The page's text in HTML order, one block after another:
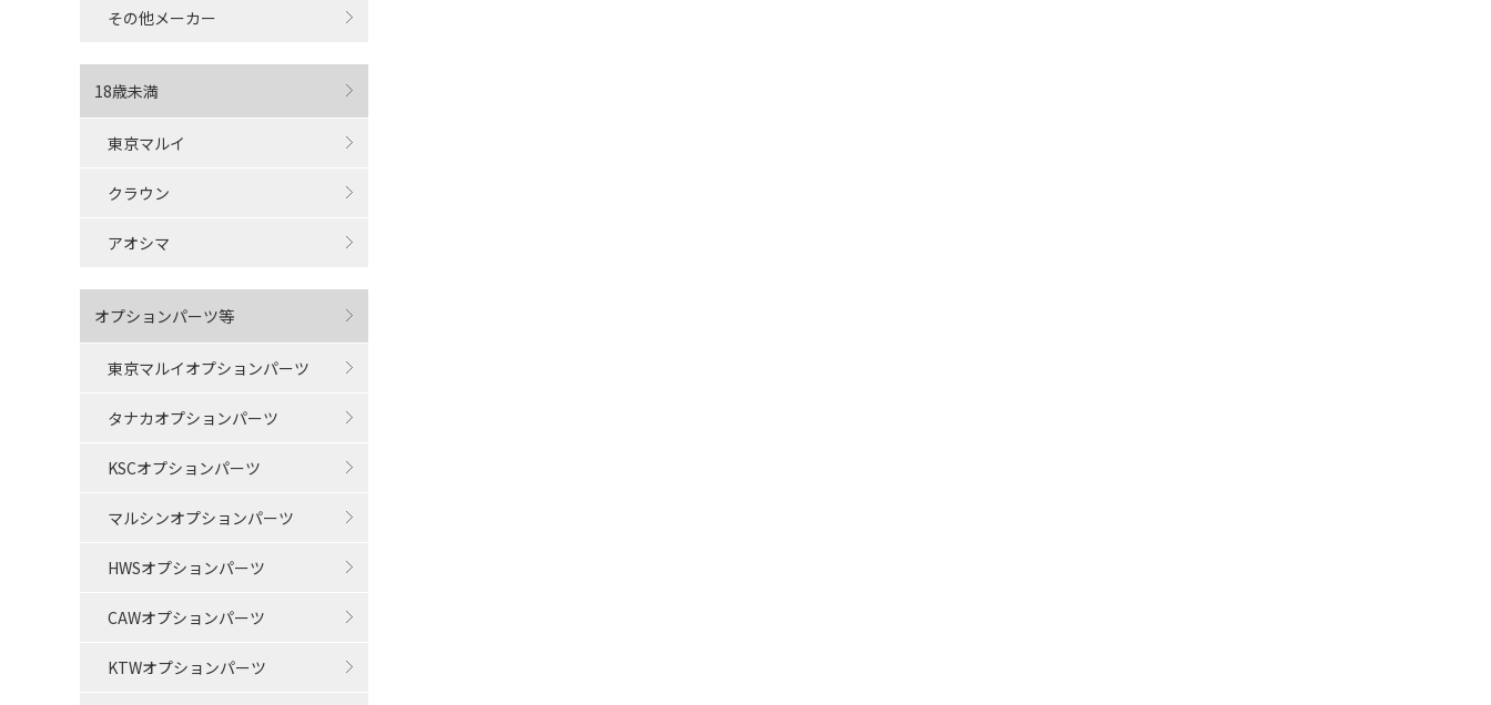
その他メーカー
18歳未満
東京マルイ
クラウン
アオシマ
オプションパーツ等
東京マルイオプションパーツ
タナカオプションパーツ
KSCオプションパーツ
マルシンオプションパーツ
HWSオプションパーツ
CAWオプションパーツ
KTWオプションパーツ